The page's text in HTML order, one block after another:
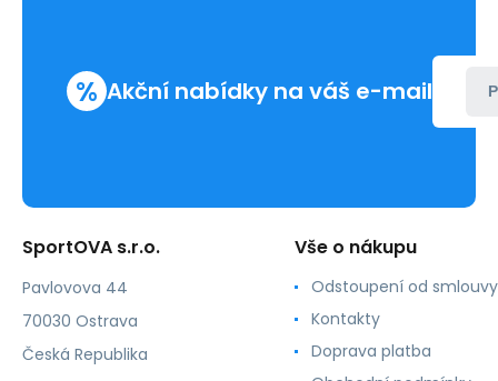
% Akční nabídky na váš e-mail
SportOVA s.r.o.
Pavlovova 44
70030 Ostrava
Česká Republika
Vše o nákupu
Odstoupení od smlouvy
Kontakty
Doprava platba